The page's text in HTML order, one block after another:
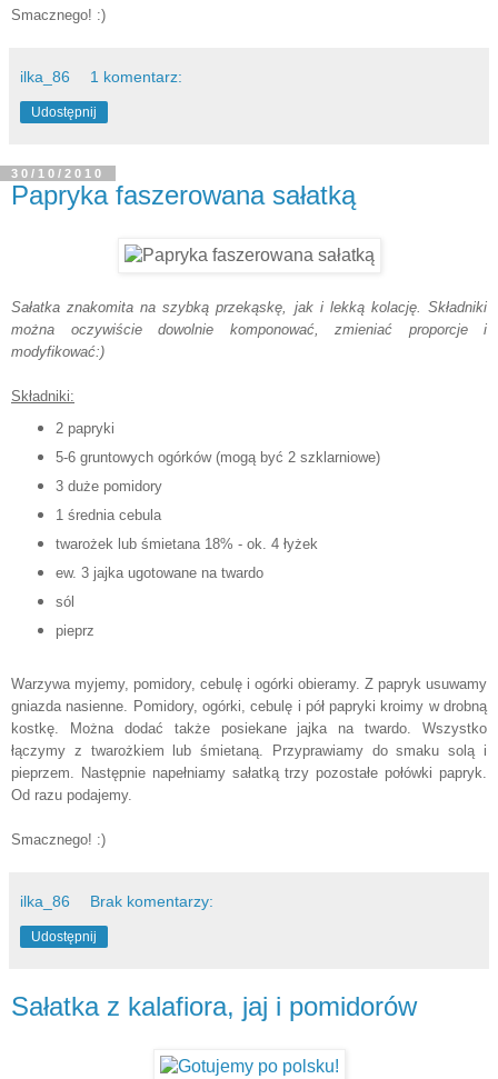
Smacznego! :)
ilka_86 1 komentarz:
Udostępnij
30/10/2010
Papryka faszerowana sałatką
Sałatka znakomita na szybką przekąskę, jak i lekką kolację. Składniki
można oczywiście dowolnie komponować, zmieniać proporcje i
modyfikować:)
Składniki:
2 papryki
5-6 gruntowych ogórków (mogą być 2 szklarniowe)
3 duże pomidory
1 średnia cebula
twarożek lub śmietana 18% - ok. 4 łyżek
ew. 3 jajka ugotowane na twardo
sól
pieprz
Warzywa myjemy, pomidory, cebulę i ogórki obieramy. Z papryk usuwamy
gniazda nasienne. Pomidory, ogórki, cebulę i pół papryki kroimy w drobną
kostkę. Można dodać także posiekane jajka na twardo. Wszystko
łączymy z twarożkiem lub śmietaną. Przyprawiamy do smaku solą i
pieprzem. Następnie napełniamy sałatką trzy pozostałe połówki papryk.
Od razu podajemy.
Smacznego! :)
ilka_86 Brak komentarzy:
Udostępnij
Sałatka z kalafiora, jaj i pomidorów